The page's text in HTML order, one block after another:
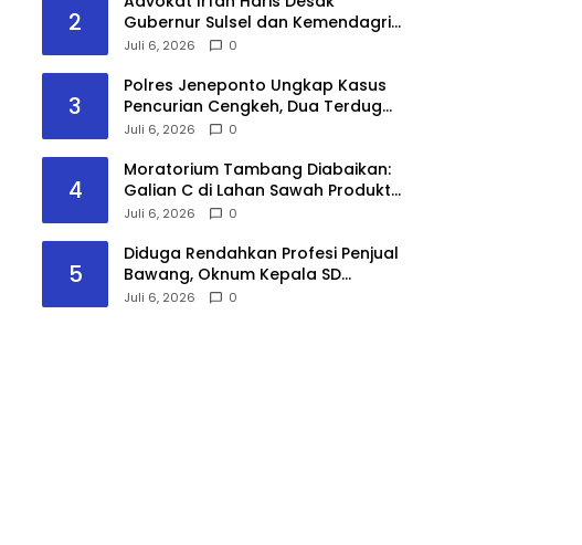
2
Gubernur Sulsel dan Kemendagri
Pertimbangkan Penonaktifan
Juli 6, 2026 0
3
Polres Jeneponto Ungkap Kasus
Pencurian Cengkeh, Dua Terduga
Pelaku Ditangkap
Juli 6, 2026 0
4
Moratorium Tambang Diabaikan:
Galian C di Lahan Sawah Produktif
Sukanagara Diduga Ilegal, Warga
Juli 6, 2026 0
5
Diduga Rendahkan Profesi Penjual
Bawang, Oknum Kepala SD
Mangasa Terancam Dilaporkan
Juli 6, 2026 0